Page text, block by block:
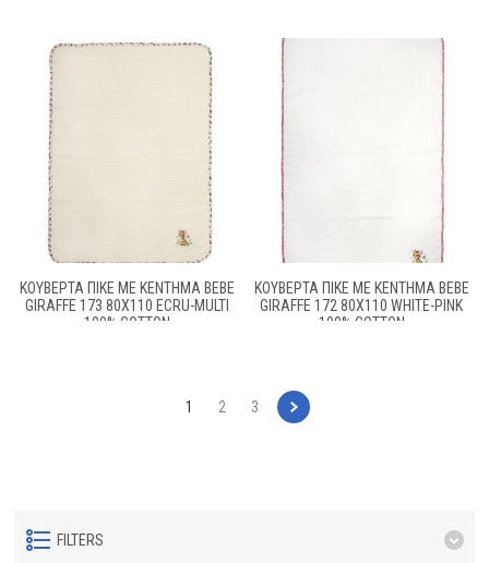
ΚΟΥΒΈΡΤΑ ΠΙΚΈ ΜΕ ΚΈΝΤΗΜΑ BEBE
GIRAFFE 173 80X110 ECRU-MULTI
100% COTTON
ΚΟΥΒΈΡΤΑ ΠΙΚΈ ΜΕ ΚΈΝΤΗΜΑ BEBE
GIRAFFE 172 80X110 WHITE-PINK
100% COTTON
1 2 3
FILTERS